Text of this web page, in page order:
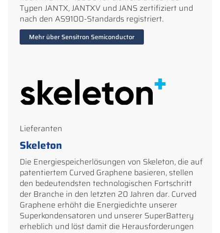
Typen JANTX, JANTXV und JANS zertifiziert und
nach den AS9100-Standards registriert.
Mehr über Sensitron Semiconductor
Lieferanten
Skeleton
Die Energiespeicherlösungen von Skeleton, die auf
patentiertem Curved Graphene basieren, stellen
den bedeutendsten technologischen Fortschritt
der Branche in den letzten 20 Jahren dar. Curved
Graphene erhöht die Energiedichte unserer
Superkondensatoren und unserer SuperBattery
erheblich und löst damit die Herausforderungen